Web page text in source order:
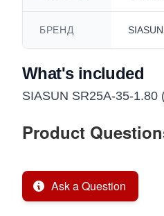
БРЕНД SIASUN
What's included
SIASUN SR25A-35-1.80
Product
Ask a Question